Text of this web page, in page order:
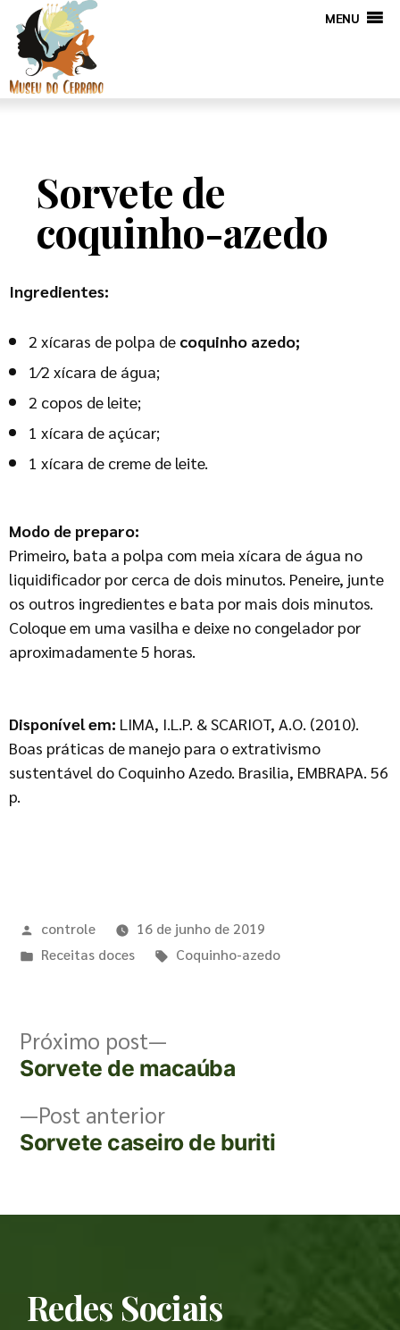
MENU
Sorvete de
coquinho-azedo
Ingredientes:
2 xícaras de polpa de coquinho azedo;
1⁄2 xícara de água;
2 copos de leite;
1 xícara de açúcar;
1 xícara de creme de leite.
Modo de preparo:
Primeiro, bata a polpa com meia xícara de água no
liquidificador por cerca de dois minutos. Peneire, junte
os outros ingredientes e bata por mais dois minutos.
Coloque em uma vasilha e deixe no congelador por
aproximadamente 5 horas.
Disponível em: LIMA, I.L.P. & SCARIOT, A.O. (2010).
Boas práticas de manejo para o extrativismo
sustentável do Coquinho Azedo. Brasilia, EMBRAPA. 56
p.
controle
16 de junho de 2019
Receitas doces
Coquinho-azedo
Post anterior
Sorvete caseiro de buriti
Próximo post
Sorvete de macaúba
Redes Sociais